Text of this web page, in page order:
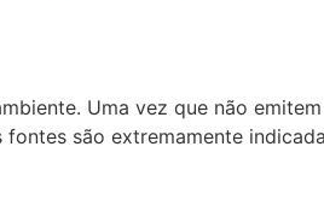
Uma vez que não
são extremamente